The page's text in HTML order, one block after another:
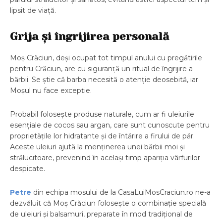
lipsit de viață.
Grija și îngrijirea personală
Moș Crăciun, deși ocupat tot timpul anului cu pregătirile
pentru Crăciun, are cu siguranță un ritual de îngrijire a
bărbii. Se știe că barba necesită o atenție deosebită, iar
Moșul nu face excepție.
Probabil folosește produse naturale, cum ar fi uleiurile
esențiale de cocos sau argan, care sunt cunoscute pentru
proprietățile lor hidratante și de întărire a firului de păr.
Aceste uleiuri ajută la menținerea unei bărbii moi și
strălucitoare, prevenind în același timp apariția vârfurilor
despicate.
Petre din echipa mosului de la CasaLuiMosCraciun.ro ne-a
dezvăluit că Moș Crăciun folosește o combinație specială
de uleiuri și balsamuri, preparate în mod tradițional de